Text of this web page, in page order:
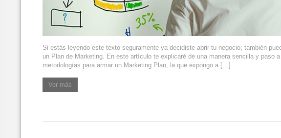
Si estás leyendo este texto seguramente ya decidiste abrir tu negocio; también
un Plan de Marketing. En este artículo te explicaré de una manera sencilla y paso
metodologías para armar un Marketing Plan, la que expongo a […]
Ver más